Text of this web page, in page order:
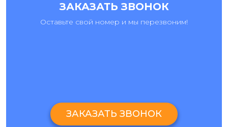
ЗАКАЗАТЬ ЗВОНОК
Оставьте свой номер и мы перезвоним!
ЗАКАЗАТЬ ЗВОНОК